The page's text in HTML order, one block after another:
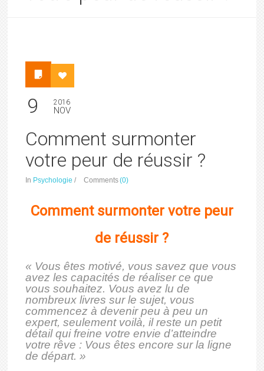
9 2016
NOV
Comment surmonter
votre peur de réussir ?
In Psychologie / Comments(0)
Comment surmonter votre peur
de réussir ?
« Vous êtes motivé, vous savez que vous
avez les capacités de réaliser ce que
vous souhaitez. Vous avez lu de
nombreux livres sur le sujet, vous
commencez à devenir peu à peu un
expert, seulement voilà, il reste un petit
détail qui freine votre envie d’atteindre
votre rêve : Vous êtes encore sur la ligne
de départ. »